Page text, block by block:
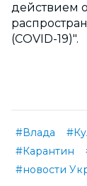
действием
(COVID-19)".
#Влада
#Карантин
#новости